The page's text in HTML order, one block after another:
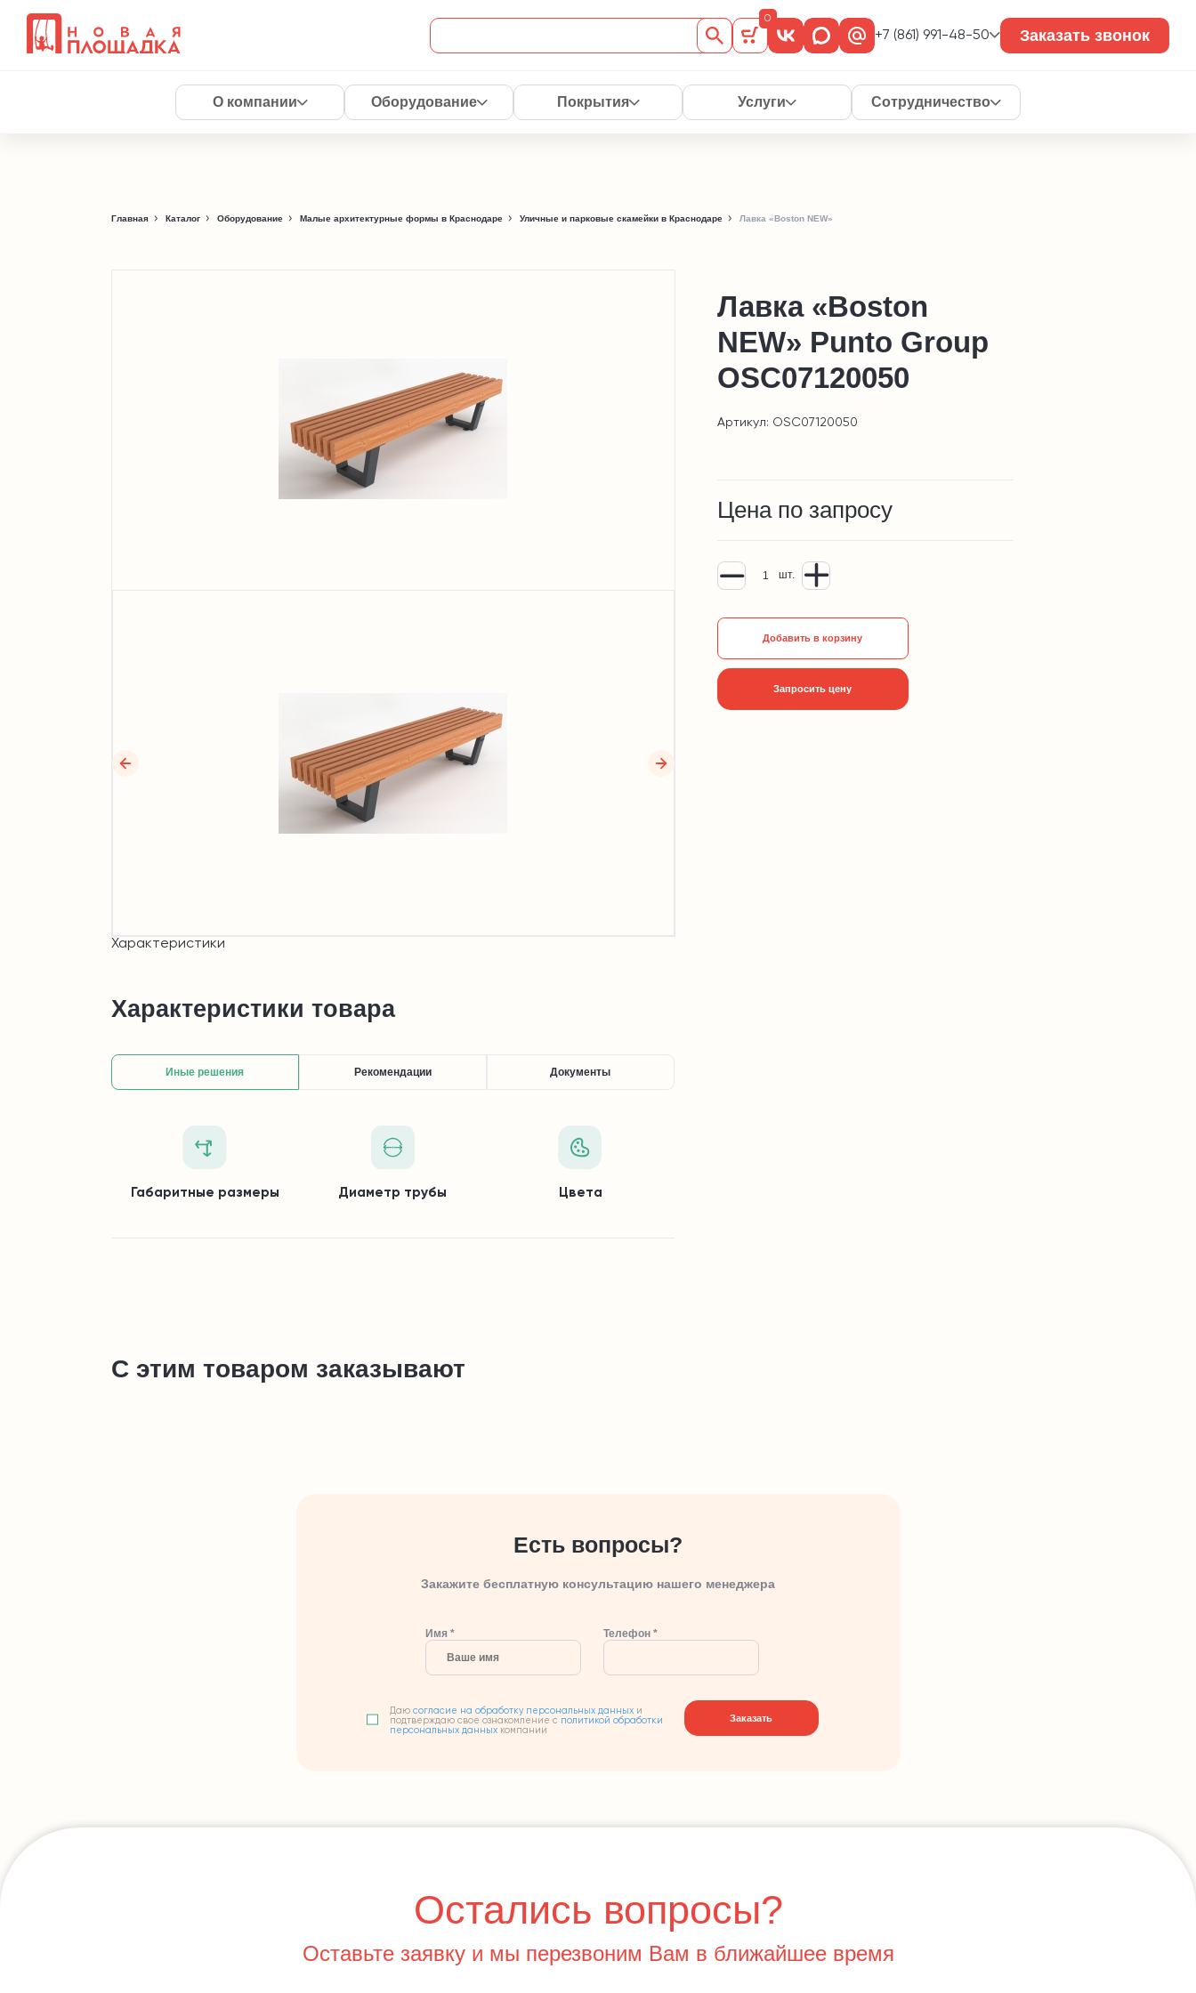
0
+7 (861) 991-48-50 Заказать звонок
О компании Оборудование Покрытия Услуги Сотрудничество
Главная Каталог Оборудование Малые архитектурные формы в Краснодаре Уличные и парковые скамейки в Краснодаре Лавка «Boston NEW»
Лавка «Boston
NEW» Punto Group
OSC07120050
Артикул: OSC07120050
Цена по запросу
шт.
Добавить в корзину
Запросить цену
Характеристики
Характеристики товара
Иные решения Рекомендации Документы
Габаритные размеры Диаметр трубы Цвета
С этим товаром заказывают
Есть вопросы?
Закажите бесплатную консультацию нашего менеджера
Имя * Телефон *
Даю согласие на обработку персональных данных и
подтверждаю свое ознакомление с политикой обработки
персональных данных компании
Заказать
Остались вопросы?
Оставьте заявку и мы перезвоним Вам в ближайшее время